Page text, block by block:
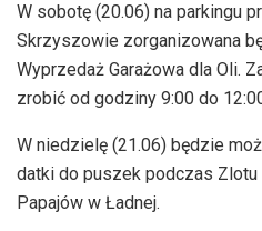
W sobotę (20.06) na parkingu
Skrzyszowie zorganizowana
Wyprzedaż Garażowa dla Oli.
zrobić od godziny 9:00 do
W niedzielę (21.06) będzie
datki do puszek podczas
Papajów w Ładnej.